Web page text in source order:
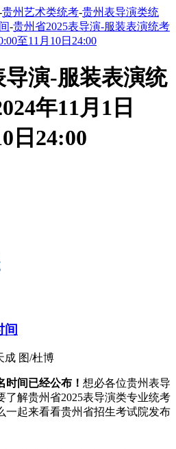
贵州艺术类统考-贵州表导演类统
-贵州省2025表导演-服装表演统考
至11月10日24:00
导演-服装表演统
年11月1日
日24:00
间
成 图/杜博
时间已经公布！ 想必各位贵州表导
了解贵州省2025表导演类专业统考
一起来看看贵州省招生考试院发布